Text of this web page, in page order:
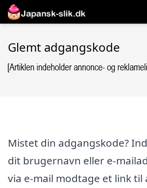
Glemt adgangskode
Mistet din adgangskode?
dit brugernavn eller e-
via e-mail modtage et link